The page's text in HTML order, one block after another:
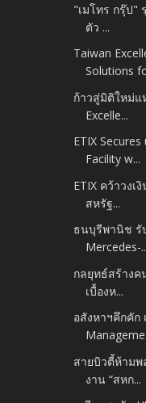
"เมโทร กรุ๊ป"
ตัว ...
Taiwan
Solutions
ก้าวสู่มิติใหม่แ
Excelle...
ETIX
Facility w...
ETIX คว้าวง
สหรัฐ...
ธนบุรีพานิช รั
Mercedes-
กลยุทธ์สร้าง
เบื้องห...
อสังหาฯคึกคัก
สายบิวตี้ห้ามพ
งาน “สหก...